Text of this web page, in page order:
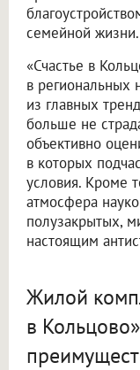
семейной жизни.
«Счастье в
в региональных
из главных
больше не
объективно
в которых
условия. Кроме
атмосфера
полузакрытых,
настоящим
Жилой
в